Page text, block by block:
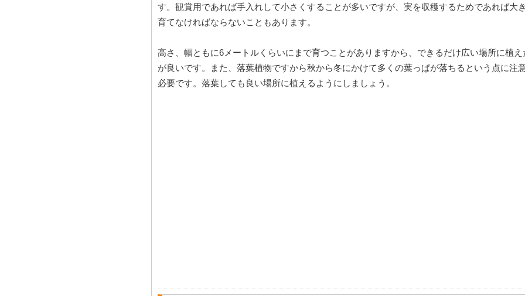
す。観賞用であれば手入れして小さくすることが多いですが、実を収穫するためであれば大
育てなければならないこともあります。
高さ、幅ともに6メートルくらいにまで育つことがありますから、できるだけ広い場所に植え
が良いです。また、落葉植物ですから秋から冬にかけて多くの葉っぱが落ちるという点に注
必要です。落葉しても良い場所に植えるようにしましょう。